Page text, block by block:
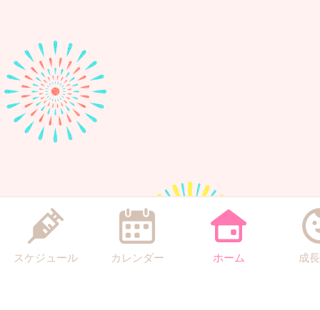
スケジュール カレンダー ホーム 成